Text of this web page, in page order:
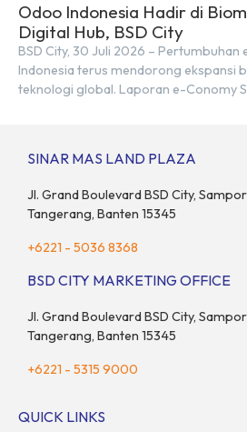
Odoo Indonesia Hadir di
Digital Hub, BSD City
BSD City, 30 Juli 2026 – Pertumbuhan
Indonesia terus mendorong ekspansi
teknologi global. Laporan e-Conomy
sebesar 14% dibandingkan dengan
SINAR MAS LAND PLAZA
Jl. Grand Boulevard BSD City,
Tangerang, Banten 15345
+6221 - 5036 8368
BSD CITY MARKETING OFFICE
Jl. Grand Boulevard BSD City,
Tangerang, Banten 15345
+6221 - 5315 9000
QUICK LINKS